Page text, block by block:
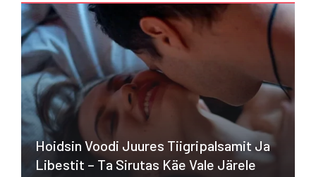
Hoidsin Voodi Juures Tiigripalsamit Ja
Libestit – Ta Sirutas Käe Vale Järele